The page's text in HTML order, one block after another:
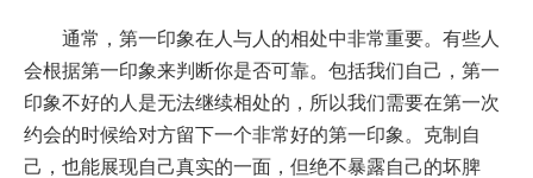
通常，第一印象在人与人的相处中非常重要。有些人
会根据第一印象来判断你是否可靠。包括我们自己，第一
印象不好的人是无法继续相处的，所以我们需要在第一次
约会的时候给对方留下一个非常好的第一印象。克制自
己，也能展现自己真实的一面，但绝不暴露自己的坏脾